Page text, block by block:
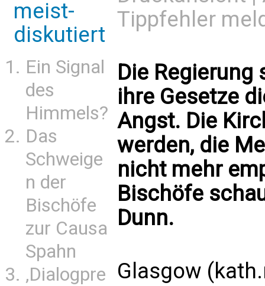
meist-
diskutiert
Ein Signal
des
Himmels?
Das
Schweige
n der
Bischöfe
zur Causa
Spahn
‚Dialogpre
Tippfehler
Die Regierung
ihre Gesetze
Angst. Die
werden, die
nicht mehr
Bischöfe
Dunn.
Glasgow